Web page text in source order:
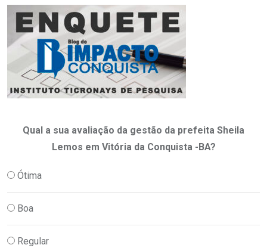
Qual a sua avaliação da gestão da prefeita Sheila
Lemos em Vitória da Conquista -BA?
Ótima
Boa
Regular